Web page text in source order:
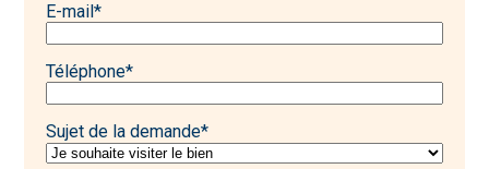
E-mail*
Téléphone*
Sujet de la demande*